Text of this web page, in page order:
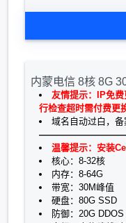
内蒙电信 8核 8G
友情提示：IP免
行检查超时需付费更
域名自动过白，
温馨提示：安装
核心：8-32核
内存：8-64G
带宽：30M峰值
硬盘：80G SSD
防御：20G DDOS